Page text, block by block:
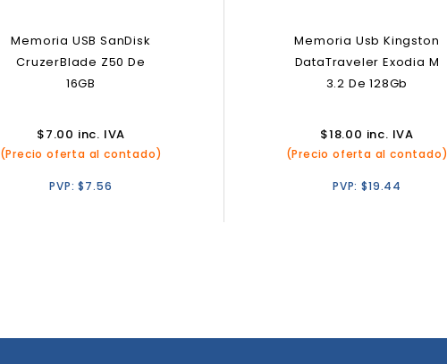
Memoria USB SanDisk
CruzerBlade Z50 De
16GB
$7.00 inc. IVA
(Precio oferta al contado)
PVP:$7.56
Memoria Usb Kingston
DataTraveler Exodia M
3.2 De 128Gb
$18.00 inc. IVA
(Precio oferta al contado)
PVP:$19.44